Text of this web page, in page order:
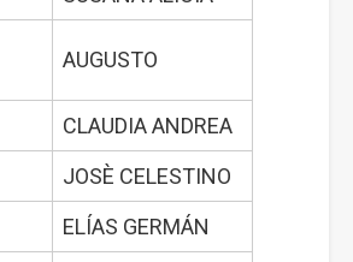
AUGUSTO
CLAUDIA ANDREA
JOSÈ CELESTINO
ELÍAS GERMÁN